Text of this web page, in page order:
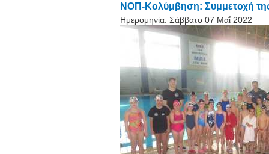
ΝΟΠ-Κολύμβηση: Συμμετοχή
Ημερομηνία: Σάββατο 07 Μαΐ 2022